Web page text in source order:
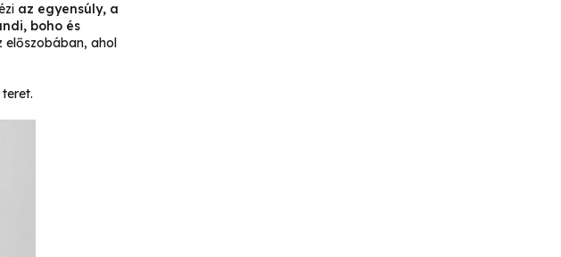
az egyensúly, a
boho és
előszobában, ahol